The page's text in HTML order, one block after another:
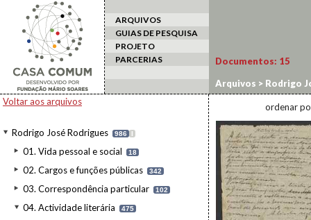
ARQUIVOS
GUIAS DE PESQUISA
PROJETO
PARCERIAS
Voltar aos arquivos
Rodrigo José Rodrigues 986 I
01. Vida pessoal e social 18
02. Cargos e funções públicas 342
03. Correspondência particular 102
04. Actividade literária 475
Documentos: 15
Arquivos > Rodrigo
Temas morais,
ordenar